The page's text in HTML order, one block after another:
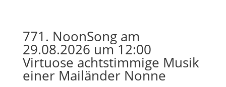
771. NoonSong am
29.08.2026 um 12:00
Virtuose achtstimmige Musik
einer Mailänder Nonne